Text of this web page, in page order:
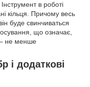
в роботі
кільця. Причому весь
буде свинчиваться
що означає,
– не менше
і додаткові